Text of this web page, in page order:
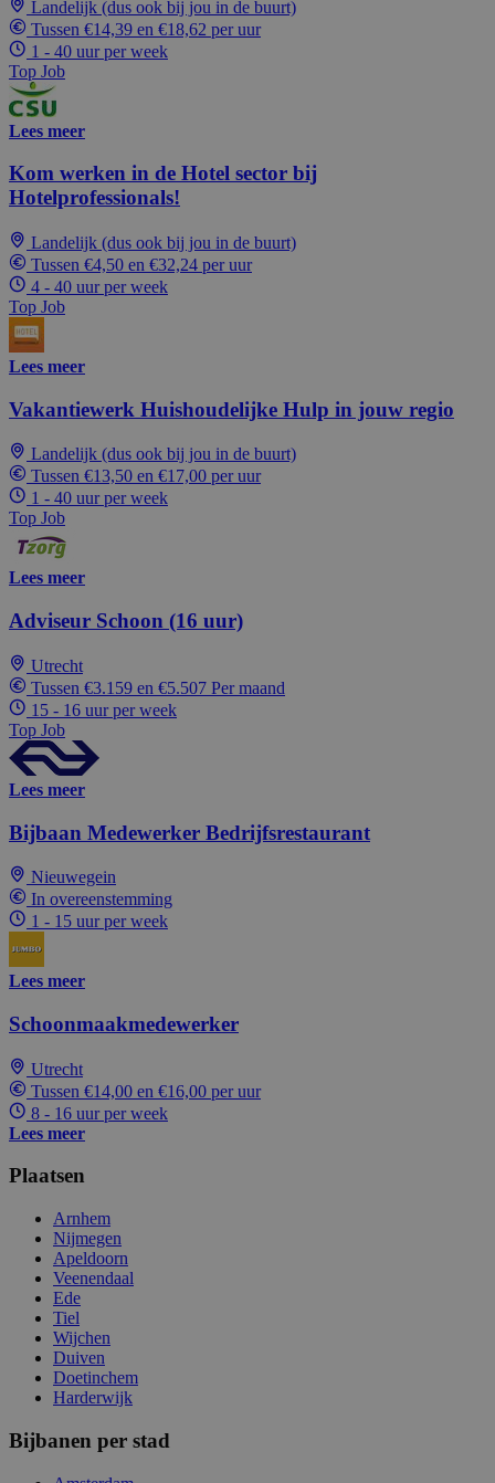
Landelijk (dus ook bij jou in de buurt)
Tussen €14,39 en €18,62 per uur
1 - 40 uur per week
Top Job
Lees meer
Kom werken in de Hotel sector bij
Hotelprofessionals!
Landelijk (dus ook bij jou in de buurt)
Tussen €4,50 en €32,24 per uur
4 - 40 uur per week
Top Job
Lees meer
Vakantiewerk Huishoudelijke Hulp in jouw regio
Landelijk (dus ook bij jou in de buurt)
Tussen €13,50 en €17,00 per uur
1 - 40 uur per week
Top Job
Lees meer
Adviseur Schoon (16 uur)
Utrecht
Tussen €3.159 en €5.507 Per maand
15 - 16 uur per week
Top Job
Lees meer
Bijbaan Medewerker Bedrijfsrestaurant
Nieuwegein
In overeenstemming
1 - 15 uur per week
Lees meer
Schoonmaakmedewerker
Utrecht
Tussen €14,00 en €16,00 per uur
8 - 16 uur per week
Lees meer
Plaatsen
Arnhem
Nijmegen
Apeldoorn
Veenendaal
Ede
Tiel
Wijchen
Duiven
Doetinchem
Harderwijk
Bijbanen per stad